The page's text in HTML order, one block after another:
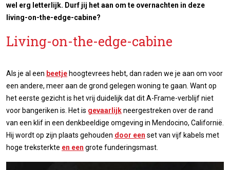
wel erg letterlijk. Durf jij het aan om te overnachten in deze
living-on-the-edge-cabine?
Living-on-the-edge-cabine
Als je al een beetje hoogtevrees hebt, dan raden we je aan om voor
een andere, meer aan de grond gelegen woning te gaan. Want op
het eerste gezicht is het vrij duidelijk dat dit A-Frame-verblijf niet
voor bangeriken is. Het is gevaarlijkneergestreken over de rand
van een klif in een denkbeeldige omgeving in Mendocino, Californië.
Hij wordt op zijn plaats gehouden door een set van vijf kabels met
hoge treksterkte en een grote funderingsmast.